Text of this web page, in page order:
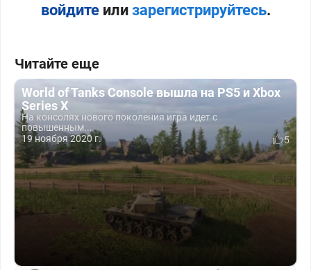
войдитеили зарегистрируйтесь.
Читайте еще
World of Tanks Console вышла на PS5 и Xbox
Series X
На консолях нового поколения игра идет с
повышенным...
19 ноября 2020 г.
5